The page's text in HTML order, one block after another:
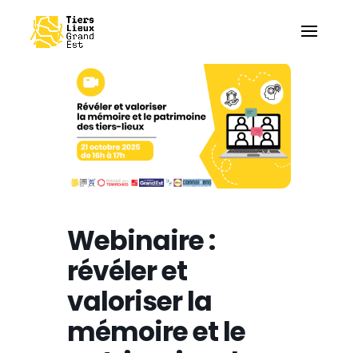
Webinaire :
révéler et
valoriser la
mémoire et le